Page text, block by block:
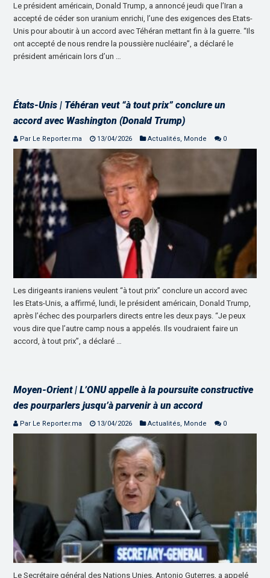
Le président américain, Donald Trump, a annoncé jeudi que l’Iran a
accepté de céder son uranium enrichi, l’une des exigences des Etats-
Unis pour aboutir à un accord avec Téhéran mettant fin à la guerre. “Ils
ont accepté de nous rendre la poussière nucléaire”, a déclaré le
président américain lors d’un …
États-Unis | Téhéran veut “à tout prix” conclure un
accord avec Washington (Donald Trump)
Par Le Reporter.ma 13/04/2026 Actualités, Monde 0
Les dirigeants iraniens veulent “à tout prix” conclure un accord avec
les Etats-Unis, a affirmé, lundi, le président américain, Donald Trump,
après l’échec des pourparlers directs entre les deux pays. “Je peux
vous dire que l’autre camp nous a appelés. Ils voudraient faire un
accord, à tout prix”, a déclaré …
Moyen-Orient | L’ONU appelle à la poursuite constructive
des pourparlers jusqu’à parvenir à un accord
Par Le Reporter.ma 13/04/2026 Actualités, Monde 0
Le Secrétaire général des Nations Unies, Antonio Guterres, a appelé